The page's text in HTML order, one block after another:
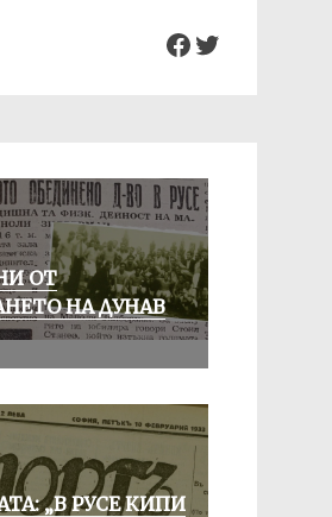
Facebook
Twitter
ОТ
НА ДУНАВ
„В РУСЕ КИПИ